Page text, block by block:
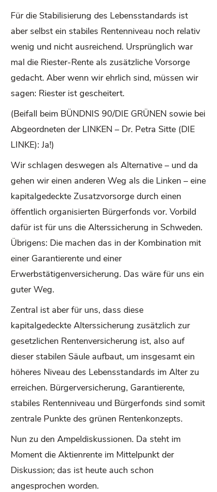
Für die Stabilisierung des Lebensstandards ist
aber selbst ein stabiles Rentenniveau noch relativ
wenig und nicht ausreichend. Ursprünglich war
mal die Riester-Rente als zusätzliche Vorsorge
gedacht. Aber wenn wir ehrlich sind, müssen wir
sagen: Riester ist gescheitert.
(Beifall beim BÜNDNIS 90/DIE GRÜNEN sowie bei
Abgeordneten der LINKEN – Dr. Petra Sitte (DIE
LINKE): Ja!)
Wir schlagen deswegen als Alternative – und da
gehen wir einen anderen Weg als die Linken – eine
kapitalgedeckte Zusatzvorsorge durch einen
öffentlich organisierten Bürgerfonds vor. Vorbild
dafür ist für uns die Alterssicherung in Schweden.
Übrigens: Die machen das in der Kombination mit
einer Garantierente und einer
Erwerbstätigenversicherung. Das wäre für uns ein
guter Weg.
Zentral ist aber für uns, dass diese
kapitalgedeckte Alterssicherung zusätzlich zur
gesetzlichen Rentenversicherung ist, also auf
dieser stabilen Säule aufbaut, um insgesamt ein
höheres Niveau des Lebensstandards im Alter zu
erreichen. Bürgerversicherung, Garantierente,
stabiles Rentenniveau und Bürgerfonds sind somit
zentrale Punkte des grünen Rentenkonzepts.
Nun zu den Ampeldiskussionen. Da steht im
Moment die Aktienrente im Mittelpunkt der
Diskussion; das ist heute auch schon
angesprochen worden.